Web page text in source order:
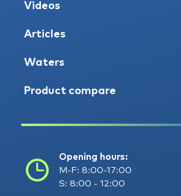
Videos
Articles
Waters
Product compare
Opening hours:
M-F: 8:00-17:00
S: 8:00 - 12:00